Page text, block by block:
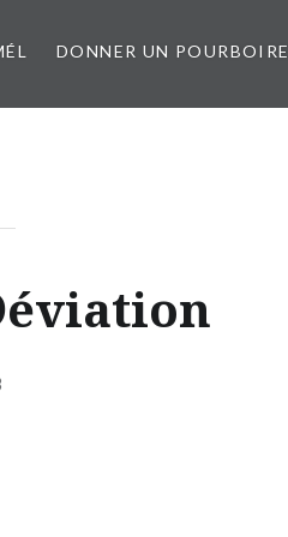
DONNER UN POURBOIRE